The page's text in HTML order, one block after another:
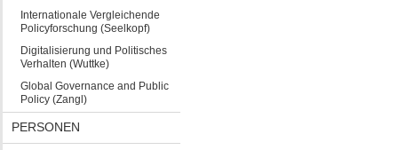
Internationale Vergleichende
Policyforschung (Seelkopf)
Digitalisierung und Politisches
Verhalten (Wuttke)
Global Governance and Public
Policy (Zangl)
PERSONEN